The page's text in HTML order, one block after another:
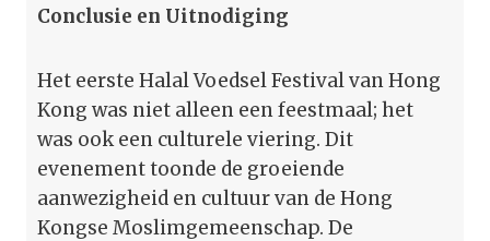
Conclusie en Uitnodiging
Het eerste Halal Voedsel Festival van Hong
Kong was niet alleen een feestmaal; het
was ook een culturele viering. Dit
evenement toonde de groeiende
aanwezigheid en cultuur van de Hong
Kongse Moslimgemeenschap. De